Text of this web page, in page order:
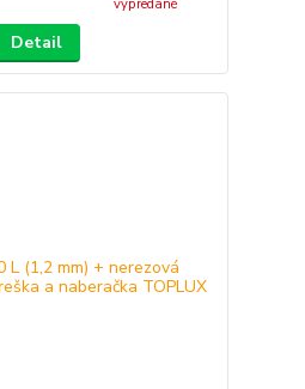
vypredané
Detail